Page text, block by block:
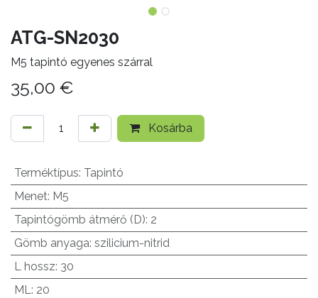
ATG-SN2030
M5 tapintó egyenes szárral
35,00 €
Kosárba
Terméktípus: Tapintó
Menet: M5
Tapintógömb átmérő (D): 2
Gömb anyaga: szilicium-nitrid
L hossz: 30
ML: 20